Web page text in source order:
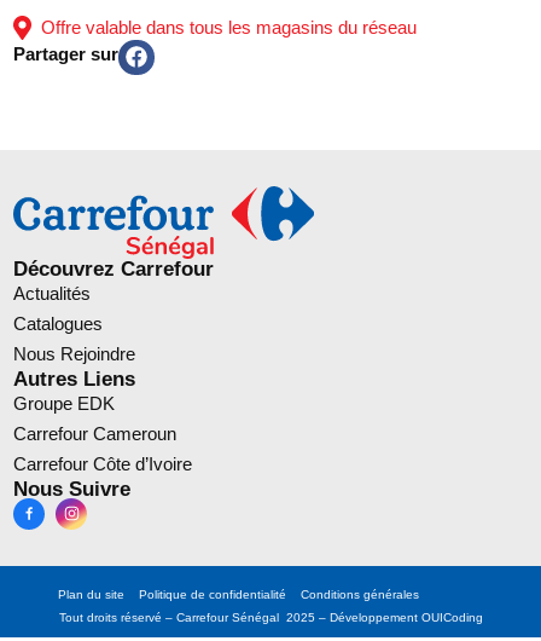
Offre valable dans tous les magasins du réseau
Partager sur
Découvrez Carrefour
Actualités
Catalogues
Nous Rejoindre
Autres Liens
Groupe EDK
Carrefour Cameroun
Carrefour Côte d’Ivoire
Nous Suivre
Plan du site Politique de confidentialité
Conditions générales
Tout droits réservé – Carrefour Sénégal 2025 – Développement OUICoding